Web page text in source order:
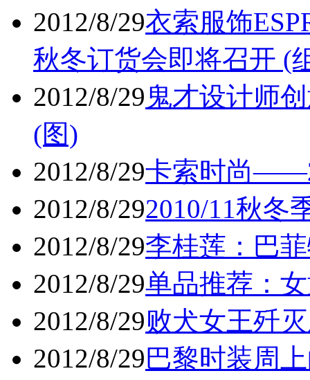
2012/8/29衣索服饰
秋冬订货会即将召开 (
2012/8/29鬼才设计师
(图)
2012/8/29卡索时尚
2012/8/292010/11秋冬
2012/8/29李桂莲：巴
2012/8/29单品推荐：
2012/8/29败犬女王歼
2012/8/29巴黎时装周